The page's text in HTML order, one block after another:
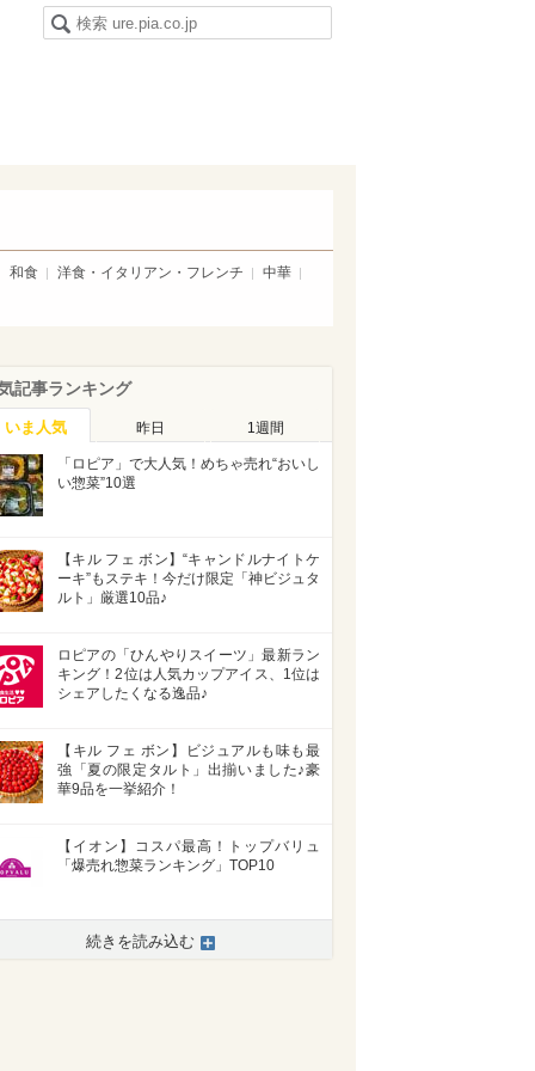
和食 洋食・イタリアン・フレンチ 中華
記事ランキング
いま人気 昨日 1週間
「ロピア」で大人気！めちゃ売れ“おいし
い惣菜”10選
【キル フェ ボン】“キャンドルナイトケ
ーキ”もステキ！今だけ限定「神ビジュタ
ルト」厳選10品♪
ロピアの「ひんやりスイーツ」最新ラン
キング！2位は人気カップアイス、1位は
シェアしたくなる逸品♪
【キル フェ ボン】ビジュアルも味も最
強「夏の限定タルト」出揃いました♪豪
華9品を一挙紹介！
【イオン】コスパ最高！トップバリュ
「爆売れ惣菜ランキング」TOP10
続きを読み込む